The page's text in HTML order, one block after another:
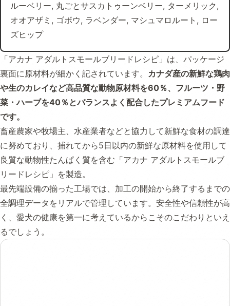
ルーベリー, 丸ごとサスカトゥーンベリー, ターメリック,
オオアザミ, ゴボウ, ラベンダー, マシュマロルート, ロー
ズヒップ
「アカナ アダルトスモールブリードレシピ」は、パッケージ
裏面に原材料が細かく記されています。 カナダ産の新鮮な鶏肉
や生のカレイなど高品質な動物原材料を60％、フルーツ・野
菜・ハーブを40％とバランスよく配合したプレミアムフード
です。
畜産農家や牧場主、水産業者などと協力して新鮮な食材の調達
に努めており、捕れてから5日以内の新鮮な原材料を使用して
良質な動物性たんぱく質を含む「アカナ アダルトスモールブ
リードレシピ」を製造。
最先端設備の揃った工場では、加工の開始から終了するまでの
全調理データをリアルで管理しています。安全性や信頼性が高
く、愛犬の健康を第一に考えているからこそのこだわりといえ
るでしょう。